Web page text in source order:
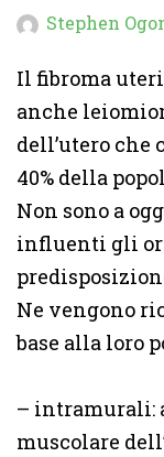
Stephen
Il fibroma
anche
dell’utero che
40% della
Non sono a
influenti gli
Ne vengono
base alla loro
– intramurali:
muscolare